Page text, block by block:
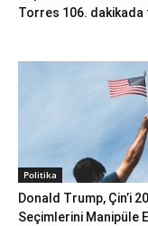
Torres 106. dakikada
Politika
Donald Trump, Çin’i
Seçimlerini Manipüle